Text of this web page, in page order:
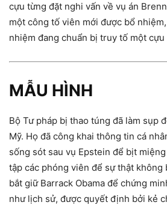
cựu từng đặt nghi vấn về vụ án
một công tố viên mới được bổ
nhiệm đang chuẩn bị truy tố một
MẪU HÌNH
Bộ Tư pháp bị thao túng đã làm sụp
Mỹ. Họ đã công khai thông tin cá
sống sót sau vụ Epstein để bịt
tập các phóng viên để sự thật không
bắt giữ Barrack Obama để chứng
như lịch sử, được quyết định bởi kẻ